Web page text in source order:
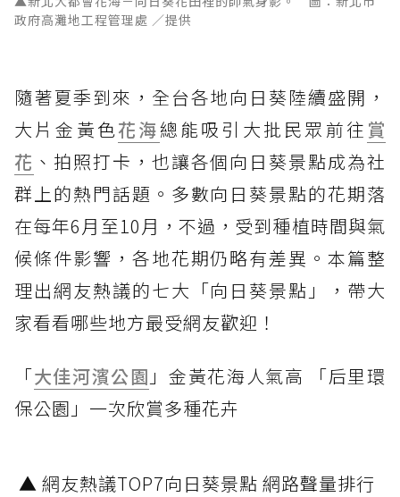
政府高灘地工程管理處 ／提供
隨著夏季到來，全台各地向日葵陸續盛開，
大片金黃色花海總能吸引大批民眾前往 賞
花 、拍照打卡，也讓各個向日葵景點成為社
群上的熱門話題。多數向日葵景點的花期落
在每年6月至10月，不過，受到種植時間與氣
候條件影響，各地花期仍略有差異。本篇整
理出網友熱議的七大「向日葵景點」，帶大
家看看哪些地方最受網友歡迎！
「大佳河濱公園 」金黃花海人氣高 「后里環
保公園」一次欣賞多種花卉
▲ 網友熱議TOP7向日葵景點 網路聲量排行